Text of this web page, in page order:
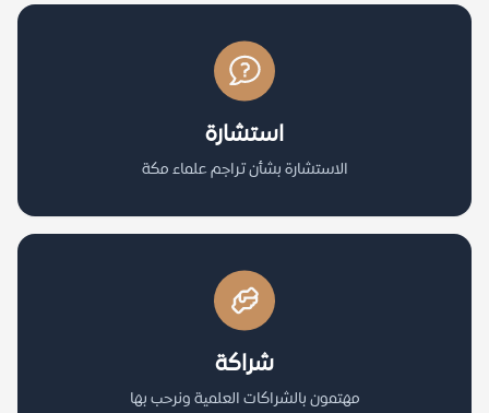
استشارة
الاستشارة بشأن تراجم علماء مكة
شراكة
مهتمون بالشراكات العلمية ونرحب بها